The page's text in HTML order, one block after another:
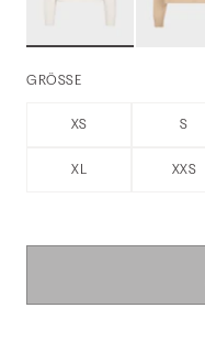
GRÖSSE
XS S
XL XXS